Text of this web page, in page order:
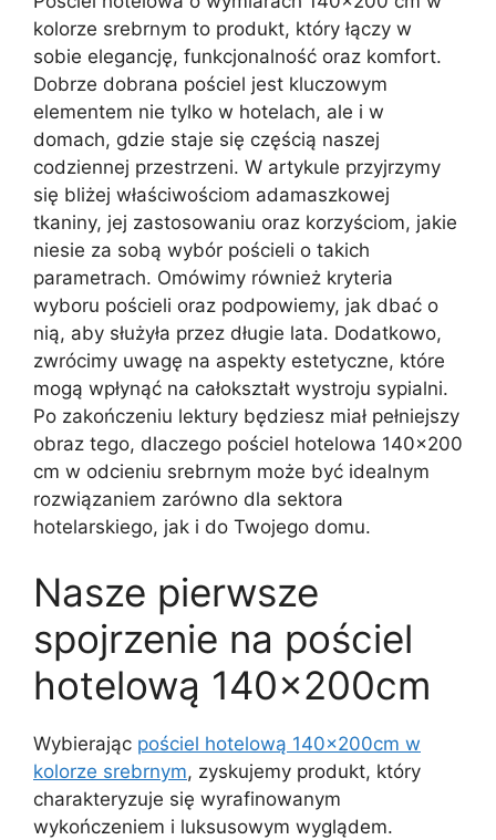
kolorze srebrnym to produkt, który łączy w
sobie elegancję, funkcjonalność oraz komfort.
Dobrze dobrana pościel jest kluczowym
elementem nie tylko w hotelach, ale i w
domach, gdzie staje się częścią naszej
codziennej przestrzeni. W artykule przyjrzymy
się bliżej właściwościom adamaszkowej
tkaniny, jej zastosowaniu oraz korzyściom, jakie
niesie za sobą wybór pościeli o takich
parametrach. Omówimy również kryteria
wyboru pościeli oraz podpowiemy, jak dbać o
nią, aby służyła przez długie lata. Dodatkowo,
zwrócimy uwagę na aspekty estetyczne, które
mogą wpłynąć na całokształt wystroju sypialni.
Po zakończeniu lektury będziesz miał pełniejszy
obraz tego, dlaczego pościel hotelowa 140×200
cm w odcieniu srebrnym może być idealnym
rozwiązaniem zarówno dla sektora
hotelarskiego, jak i do Twojego domu.
Nasze pierwsze
spojrzenie na pościel
hotelową 140x200cm
Wybierając pościel hotelową 140x200cm w
kolorze srebrnym, zyskujemy produkt, który
charakteryzuje się wyrafinowanym
wykończeniem i luksusowym wyglądem.